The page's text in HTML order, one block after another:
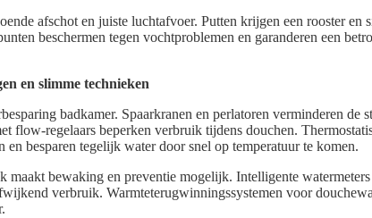
afschot en juiste luchtafvoer. Putten krijgen een rooster en
beschermen tegen vochtproblemen en garanderen een
en slimme technieken
badkamer. Spaarkranen en perlatoren verminderen de
flow-regelaars beperken verbruik tijdens douchen.
en besparen tegelijk water door snel op temperatuur te komen.
maakt bewaking en preventie mogelijk. Intelligente watermeters
verbruik. Warmteterugwinningssystemen voor